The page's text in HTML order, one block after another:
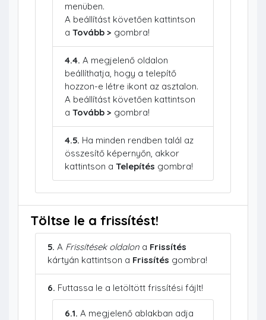
menüben.
A beállítást követően kattintson
a Tovább > gombra!
4.4. A megjelenő oldalon
beállíthatja, hogy a telepítő
hozzon-e létre ikont az asztalon.
A beállítást követően kattintson
a Tovább > gombra!
4.5. Ha minden rendben talál az
összesítő képernyőn, akkor
kattintson a Telepítés gombra!
Töltse le a frissítést!
5. A Frissítések oldalon a Frissítés
kártyán kattintson a Frissítés gombra!
6. Futtassa le a letöltött frissítési fájlt!
6.1. A megjelenő ablakban adja